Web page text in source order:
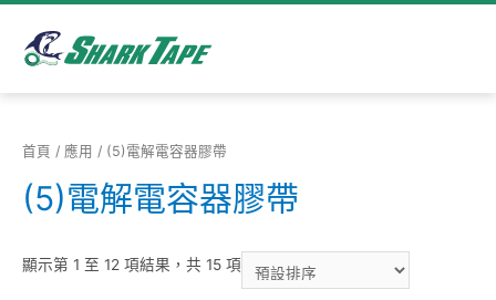
首頁 / 應用 / (5)電解電容器膠帶
(5)電解電容器膠帶
顯示第 1 至 12 項結果，共 15 項